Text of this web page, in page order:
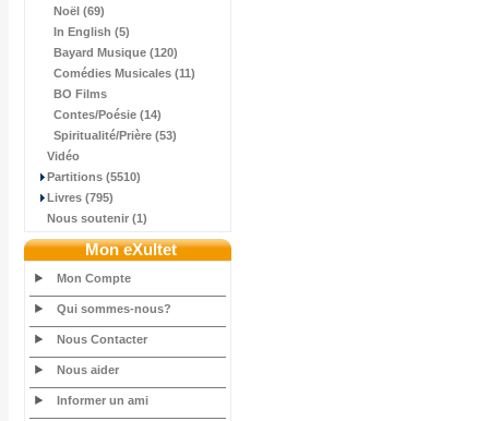
Noël (69)
In English (5)
Bayard Musique (120)
Comédies Musicales (11)
BO Films
Contes/Poésie (14)
Spiritualité/Prière (53)
Vidéo
Partitions (5510)
Livres (795)
Nous soutenir (1)
Mon eXultet
Mon Compte
Qui sommes-nous?
Nous Contacter
Nous aider
Informer un ami